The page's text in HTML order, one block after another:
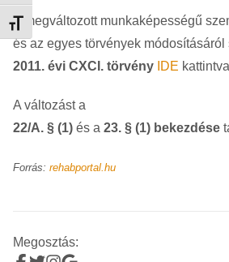
Betűméret váltása
A megváltozott munkaképességű
és az egyes törvények módosításáról
2011. évi CXCI. törvény IDE
A változást a
22/A. § (1) és a 23. § (1) bekezdése
Forrás: rehabportal.hu
Megosztás: